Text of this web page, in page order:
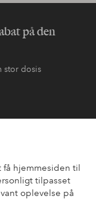
få hjemmesiden til
tilpasset
oplevelse på
på den
stor dosis